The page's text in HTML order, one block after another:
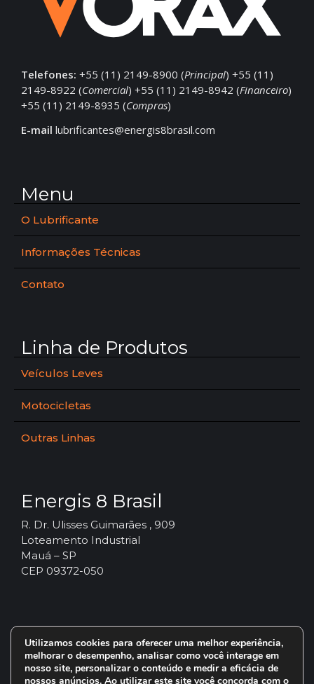
Telefones: +55 (11) 2149-8900 (Principal) +55 (11)
2149-8922 (Comercial) +55 (11) 2149-8942 (Financeiro)
+55 (11) 2149-8935 (Compras)
E-mail lubrificantes@energis8brasil.com
Menu
O Lubrificante
Informações Técnicas
Contato
Linha de Produtos
Veículos Leves
Motocicletas
Outras Linhas
Energis 8 Brasil
R. Dr. Ulisses Guimarães , 909
Loteamento Industrial
Mauá – SP
CEP 09372-050
Utilizamos cookies para oferecer uma melhor experiência,
melhorar o desempenho, analisar como você interage em
nosso site, personalizar o conteúdo e medir a eficácia de
nossos anúncios. Ao utilizar este site você concorda com o